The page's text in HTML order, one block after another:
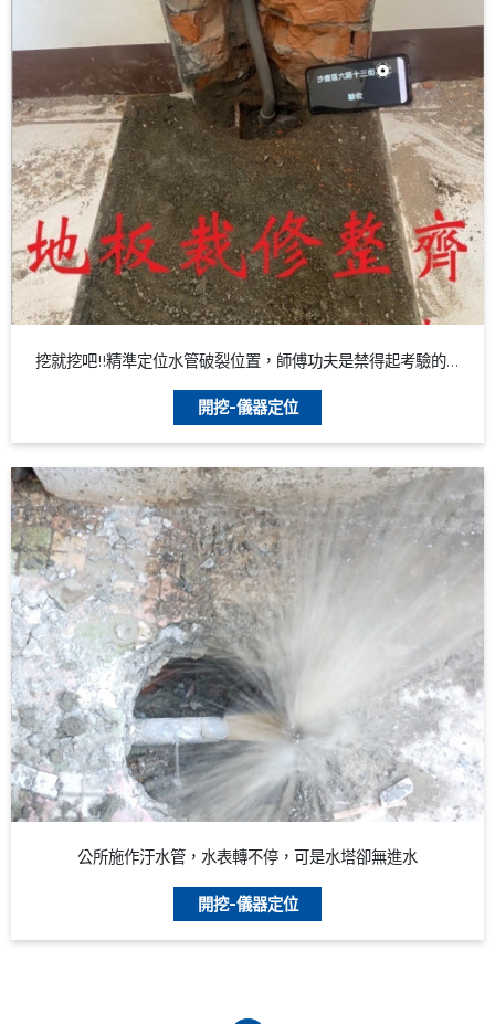
挖就挖吧!!精準定位水管破裂位置，師傅功夫是禁得起考驗的。
開挖-儀器定位
公所施作汙水管，水表轉不停，可是水塔卻無進水
開挖-儀器定位